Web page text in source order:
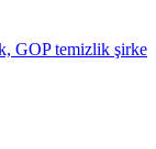
GOP temizlik şirke